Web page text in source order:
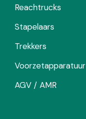
Reachtrucks
Stapelaars
Trekkers
Voorzetapparatuur
AGV / AMR